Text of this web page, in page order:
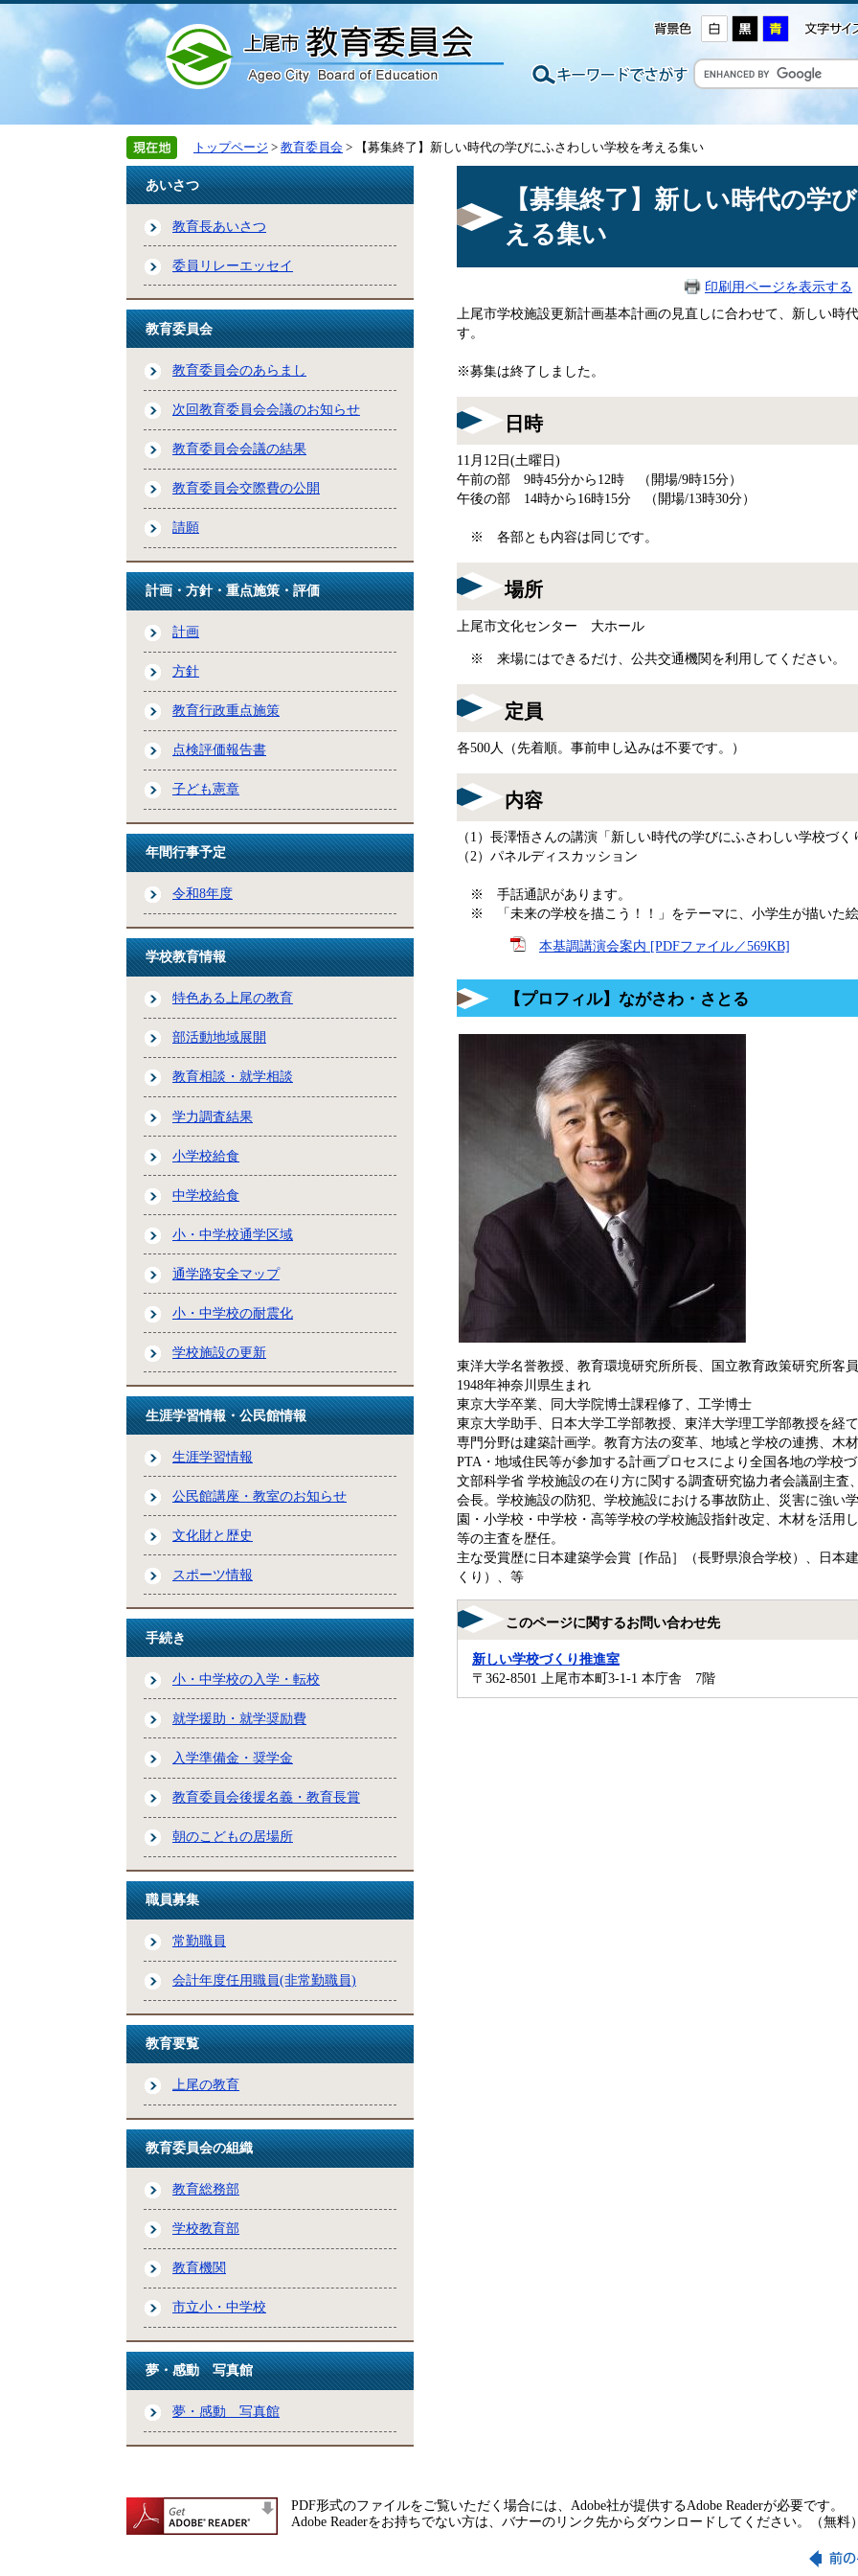
トップページ > 教育委員会 > 【募集終了】新しい時代の学びにふさわしい学校を考える集い
あいさつ
教育長あいさつ
委員リレーエッセイ
教育委員会
教育委員会のあらまし
次回教育委員会会議のお知らせ
教育委員会会議の結果
教育委員会交際費の公開
請願
計画・方針・重点施策・評価
計画
方針
教育行政重点施策
点検評価報告書
子ども憲章
年間行事予定
令和8年度
学校教育情報
特色ある上尾の教育
部活動地域展開
教育相談・就学相談
学力調査結果
小学校給食
中学校給食
小・中学校通学区域
通学路安全マップ
小・中学校の耐震化
学校施設の更新
生涯学習情報・公民館情報
生涯学習情報
公民館講座・教室のお知らせ
文化財と歴史
スポーツ情報
手続き
小・中学校の入学・転校
就学援助・就学奨励費
入学準備金・奨学金
教育委員会後援名義・教育長賞
朝のこどもの居場所
職員募集
常勤職員
会計年度任用職員(非常勤職員)
教育要覧
上尾の教育
教育委員会の組織
教育総務部
学校教育部
教育機関
市立小・中学校
夢・感動 写真館
夢・感動 写真館
【募集終了】新しい時代の学
える集い
印刷用ページを表示する
上尾市学校施設更新計画基本計画の見直しに合わせて、新しい
す。
※募集は終了しました。
日時
11月12日(土曜日)
午前の部 9時45分から12時 （開場/9時15分）
午後の部 14時から16時15分 （開場/13時30分）
※ 各部とも内容は同じです。
場所
上尾市文化センター 大ホール
※ 来場にはできるだけ、公共交通機関を利用してください。
定員
各500人（先着順。事前申し込みは不要です。）
内容
（1）長澤悟さんの講演「新しい時代の学びにふさわしい学校づく
（2）パネルディスカッション
※ 手話通訳があります。
※ 「未来の学校を描こう！！」をテーマに、小学生が描いた
本基調講演会案内 [PDFファイル／569KB]
【プロフィル】ながさわ・さとる
東洋大学名誉教授、教育環境研究所所長、国立教育政策研究所客
1948年神奈川県生まれ
東京大学卒業、同大学院博士課程修了、工学博士
東京大学助手、日本大学工学部教授、東洋大学理工学部教授を経
専門分野は建築計画学。教育方法の変革、地域と学校の連携、木
PTA・地域住民等が参加する計画プロセスにより全国各地の学校
文部科学省 学校施設の在り方に関する調査研究協力者会議副主
会長。学校施設の防犯、学校施設における事故防止、災害に強い
園・小学校・中学校・高等学校の学校施設指針改定、木材を活用
等の主査を歴任。
主な受賞歴に日本建築学会賞［作品］（長野県浪合学校）、日本
くり）、等
このページに関するお問い合わせ先
新しい学校づくり推進室
〒362-8501
上尾市本町3-1-1 本庁舎 7階
PDF形式のファイルをご覧いただく場合には、Adobe社が提供するAdobe Readerが必要です。
Adobe Readerをお持ちでない方は、バナーのリンク先からダウンロードしてください。（無料